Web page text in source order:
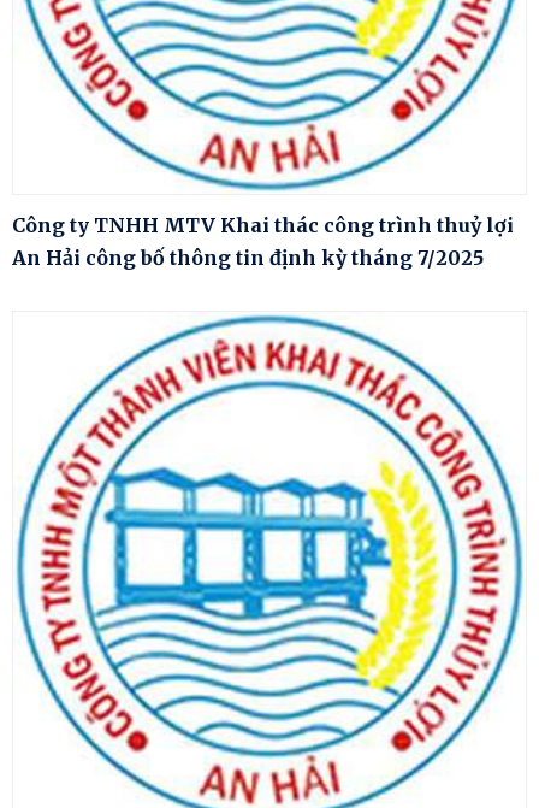
Công ty TNHH MTV Khai thác công trình thuỷ lợi
An Hải công bố thông tin định kỳ tháng 7/2025